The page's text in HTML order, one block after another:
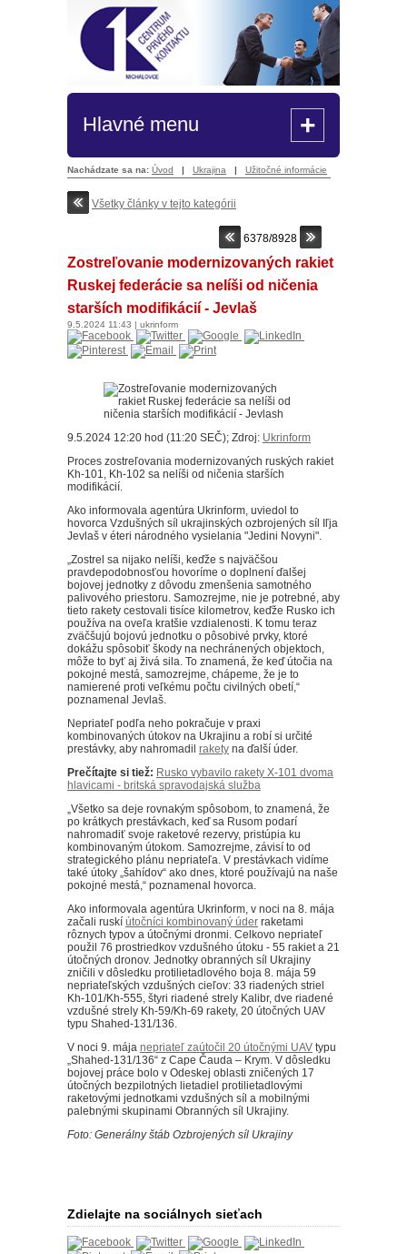
Hlavné menu +
Nachádzate sa na: Úvod | Ukrajina | Užitočné informácie
Všetky články v tejto kategórii
6378/8928
Zostreľovanie modernizovaných rakiet
Ruskej federácie sa nelíši od ničenia
starších modifikácií - Jevlaš
9.5.2024 11:43 | ukrinform
9.5.2024 12:20 hod (11:20 SEČ); Zdroj: Ukrinform
Proces zostreľovania modernizovaných ruských rakiet
Kh-101, Kh-102 sa nelíši od ničenia starších
modifikácií.
Ako informovala agentúra Ukrinform, uviedol to
hovorca Vzdušných síl ukrajinských ozbrojených síl Iľja
Jevlaš v éteri národného vysielania "Jedini Novyni".
„Zostrel sa nijako nelíši, keďže s najväčšou
pravdepodobnosťou hovoríme o doplnení ďalšej
bojovej jednotky z dôvodu zmenšenia samotného
palivového priestoru. Samozrejme, nie je potrebné, aby
tieto rakety cestovali tisíce kilometrov, keďže Rusko ich
používa na oveľa kratšie vzdialenosti. K tomu teraz
zväčšujú bojovú jednotku o pôsobivé prvky, ktoré
dokážu spôsobiť škody na nechránených objektoch,
môže to byť aj živá sila. To znamená, že keď útočia na
pokojné mestá, samozrejme, chápeme, že je to
namierené proti veľkému počtu civilných obetí,“
poznamenal Jevlaš.
Nepriateľ podľa neho pokračuje v praxi
kombinovaných útokov na Ukrajinu a robí si určité
prestávky, aby nahromadil rakety na ďalší úder.
Prečítajte si tiež: Rusko vybavilo rakety X-101 dvoma
hlavicami - britská spravodajská služba
„Všetko sa deje rovnakým spôsobom, to znamená, že
po krátkych prestávkach, keď sa Rusom podarí
nahromadiť svoje raketové rezervy, pristúpia ku
kombinovaným útokom. Samozrejme, závisí to od
strategického plánu nepriateľa. V prestávkach vidíme
také útoky „šahídov“ ako dnes, ktoré používajú na naše
pokojné mestá,“ poznamenal hovorca.
Ako informovala agentúra Ukrinform, v noci na 8. mája
začali ruskí útočníci kombinovaný úder raketami
rôznych typov a útočnými dronmi. Celkovo nepriateľ
použil 76 prostriedkov vzdušného útoku - 55 rakiet a 21
útočných dronov. Jednotky obranných síl Ukrajiny
zničili v dôsledku protilietadlového boja 8. mája 59
nepriateľských vzdušných cieľov: 33 riadených striel
Kh-101/Kh-555, štyri riadené strely Kalibr, dve riadené
vzdušné strely Kh-59/Kh-69 rakety, 20 útočných UAV
typu Shahed-131/136.
V noci 9. mája nepriateľ zaútočil 20 útočnými UAV typu
„Shahed-131/136“ z Cape Čauda – Krym. V dôsledku
bojovej práce bolo v Odeskej oblasti zničených 17
útočných bezpilotných lietadiel protilietadlovými
raketovými jednotkami vzdušných síl a mobilnými
palebnými skupinami Obranných síl Ukrajiny.
Foto: Generálny štáb Ozbrojených síl Ukrajiny
Zdielajte na sociálnych sieťach